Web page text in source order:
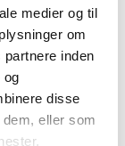
medier og til
om
inden
og
disse
eller som
netværksdag
blandt andet
kolleger fra
historier,